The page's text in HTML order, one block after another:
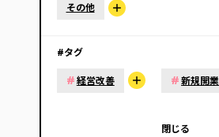
その他
#タグ
#経営改善 #新規開業
閉じる